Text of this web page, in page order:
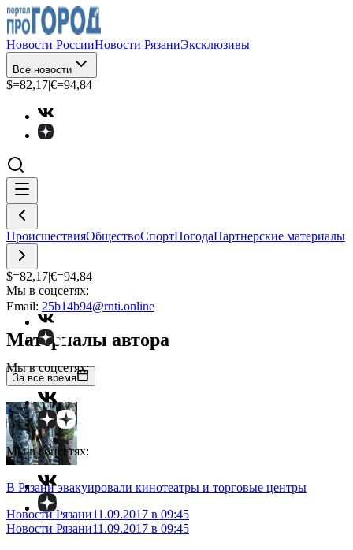
Новости РоссииНовости РязаниЭксклюзивы
Все новости
$=82,17|€=94,84
ПроисшествияОбществоСпортПогодаПартнерские материалы
$=82,17|€=94,84
Мы в соцсетях:
Мы в соцсетях:
Мы в соцсетях:
Email: 25b14b94@rnti.online
Материалы автора
За все время
В Рязани эвакуировали кинотеатры и торговые центры
Новости Рязани11.09.2017 в 09:45
Новости Рязани11.09.2017 в 09:45